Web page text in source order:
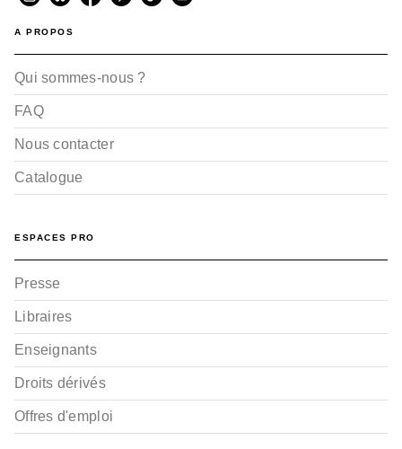
A PROPOS
Qui sommes-nous ?
FAQ
Nous contacter
Catalogue
ESPACES PRO
Presse
Libraires
Enseignants
Droits dérivés
Offres d'emploi